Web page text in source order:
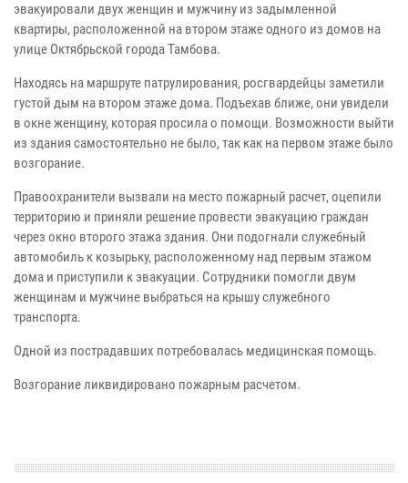
эвакуировали двух женщин и мужчину из задымленной
квартиры, расположенной на втором этаже одного из домов на
улице Октябрьской города Тамбова.
Находясь на маршруте патрулирования, росгвардейцы заметили
густой дым на втором этаже дома. Подъехав ближе, они увидели
в окне женщину, которая просила о помощи. Возможности выйти
из здания самостоятельно не было, так как на первом этаже было
возгорание.
Правоохранители вызвали на место пожарный расчет, оцепили
территорию и приняли решение провести эвакуацию граждан
через окно второго этажа здания. Они подогнали служебный
автомобиль к козырьку, расположенному над первым этажом
дома и приступили к эвакуации. Сотрудники помогли двум
женщинам и мужчине выбраться на крышу служебного
транспорта.
Одной из пострадавших потребовалась медицинская помощь.
Возгорание ликвидировано пожарным расчетом.